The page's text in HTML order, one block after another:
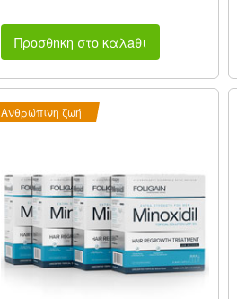
Προσθnκη στο καλaθι
Ανθρώπινη ζωή